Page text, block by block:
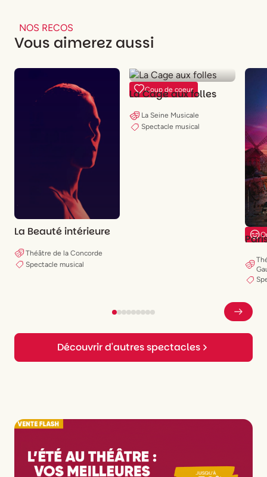
NOS RECOS
Vous aimerez aussi
La Beauté intérieure
Théâtre de la Concorde
Spectacle musical
Coup de coeur
La Cage aux folles
La Seine Musicale
Spectacle musical
Découvrir d'autres spectacles